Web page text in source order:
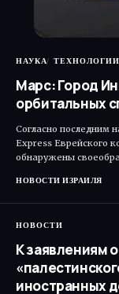
НАУКА ТЕХНОЛОГИИ
Марс: Город
орбитальных
Согласно последним
Express Еврейского
обнаружены
НОВОСТИ ИЗРАИЛЯ
НОВОСТИ
К заявлениям
иностранных